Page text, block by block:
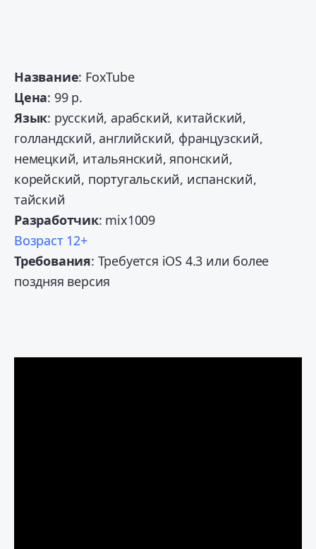
Название: FoxTube
Цена: 99 р.
Язык: русский, арабский, китайский,
голландский, английский, французский,
немецкий, итальянский, японский,
корейский, португальский, испанский,
тайский
Разработчик: mix1009
Возраст 12+
Требования: Требуется iOS 4.3 или более
поздняя версия